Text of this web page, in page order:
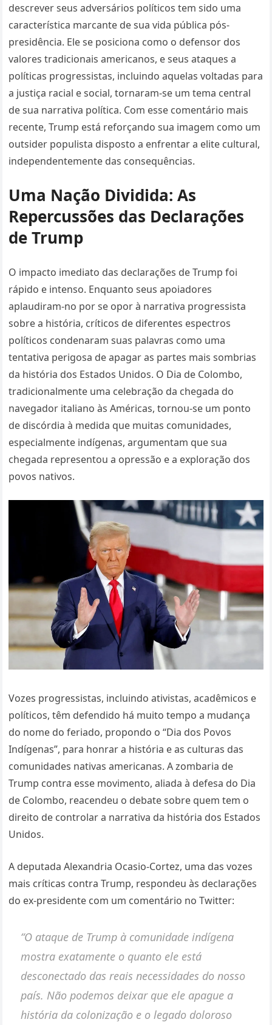
descrever seus adversários políticos tem sido uma
característica marcante de sua vida pública pós-
presidência. Ele se posiciona como o defensor dos
valores tradicionais americanos, e seus ataques a
políticas progressistas, incluindo aquelas voltadas para
a justiça racial e social, tornaram-se um tema central
de sua narrativa política. Com esse comentário mais
recente, Trump está reforçando sua imagem como um
outsider populista disposto a enfrentar a elite cultural,
independentemente das consequências.
Uma Nação Dividida: As
Repercussões das Declarações
de Trump
O impacto imediato das declarações de Trump foi
rápido e intenso. Enquanto seus apoiadores
aplaudiram-no por se opor à narrativa progressista
sobre a história, críticos de diferentes espectros
políticos condenaram suas palavras como uma
tentativa perigosa de apagar as partes mais sombrias
da história dos Estados Unidos. O Dia de Colombo,
tradicionalmente uma celebração da chegada do
navegador italiano às Américas, tornou-se um ponto
de discórdia à medida que muitas comunidades,
especialmente indígenas, argumentam que sua
chegada representou a opressão e a exploração dos
povos nativos.
Vozes progressistas, incluindo ativistas, acadêmicos e
políticos, têm defendido há muito tempo a mudança
do nome do feriado, propondo o “Dia dos Povos
Indígenas”, para honrar a história e as culturas das
comunidades nativas americanas. A zombaria de
Trump contra esse movimento, aliada à defesa do Dia
de Colombo, reacendeu o debate sobre quem tem o
direito de controlar a narrativa da história dos Estados
Unidos.
A deputada Alexandria Ocasio-Cortez, uma das vozes
mais críticas contra Trump, respondeu às declarações
do ex-presidente com um comentário no Twitter:
“O ataque de Trump à comunidade indígena
mostra exatamente o quanto ele está
desconectado das reais necessidades do nosso
país. Não podemos deixar que ele apague a
história da colonização e o legado doloroso